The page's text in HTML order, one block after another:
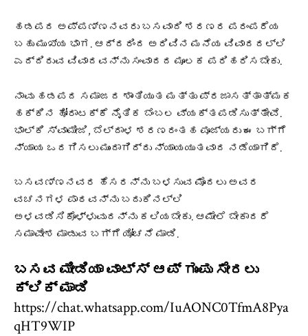
ಹಡಪದ ಅಪ್ಪಣ್ಣನವರು ಬಸವಾದಿ ಶರಣರ ಪರಂಪರೆಯ
ಬಹು ಮುಖ್ಯ ಭಾಗ. ಆದ್ದರಿಂದ ಅರಿವಿನ ಮನೆಯ ವಿವಾದದಲ್ಲಿ
ಎದ್ದಿರುವ ವಿವಾದವನ್ನು ಸಂವಾದದ ಮೂಲಕ ಪರಿಹರಿಸಬೇಕು.
ನಾವು ಹಡಪದ ಸಮಾಜದ ಶಾಂತಿಯುತ ಮತ್ತು ಪ್ರಜಾಸತ್ತಾತ್ಮಕ
ಹಕ್ಕಿನ ಹೋರಾಟಕ್ಕೆ ನೈತಿಕ ಬೆಂಬಲ ವ್ಯಕ್ತಪಡಿಸುತ್ತೇವೆ.
ಭಾಲ್ಕಿ ಸ್ವಾಮೀಜಿ, ಬೆಲ್ದಾಳ ಶರಣರಂತಹ ಪೂಜ್ಯರು ಈ ಬಗ್ಗೆ
ನ್ಯಾಯ ಒದಗಿಸಲು ಮುಂದಾಗಿದ್ದು ನ್ಯಾಯಯುತವಾದ ನಡೆಯಾಗಿದೆ.
ಬಸವಣ್ಣನವರ ಹೆಸರನ್ನು ಬಳಸುವ ಮೊದಲು ಅವರ
ವಚನಗಳ ಪಾಠವನ್ನು ಬದುಕಿನಲ್ಲಿ
ಅಳವಡಿಸಿಕೊಳ್ಳುವುದನ್ನು ಕಲಿಯಬೇಕು. ಆಮೇಲೆ ಬೇಕಾದರೆ
ಸಮಾವೇಶ ಮಾಡುವ ಬಗ್ಗೆ ಯೋಚನೆ ಮಾಡಿ.
ಬಸವ ಮೀಡಿಯಾ ವಾಟ್ಸ್ ಆಪ್ ಗುಂಪು ಸೇರಲು
ಕ್ಲಿಕ್ ಮಾಡಿ
https://chat.whatsapp.com/IuAONC0TfmA8Pya
qHT9WIP